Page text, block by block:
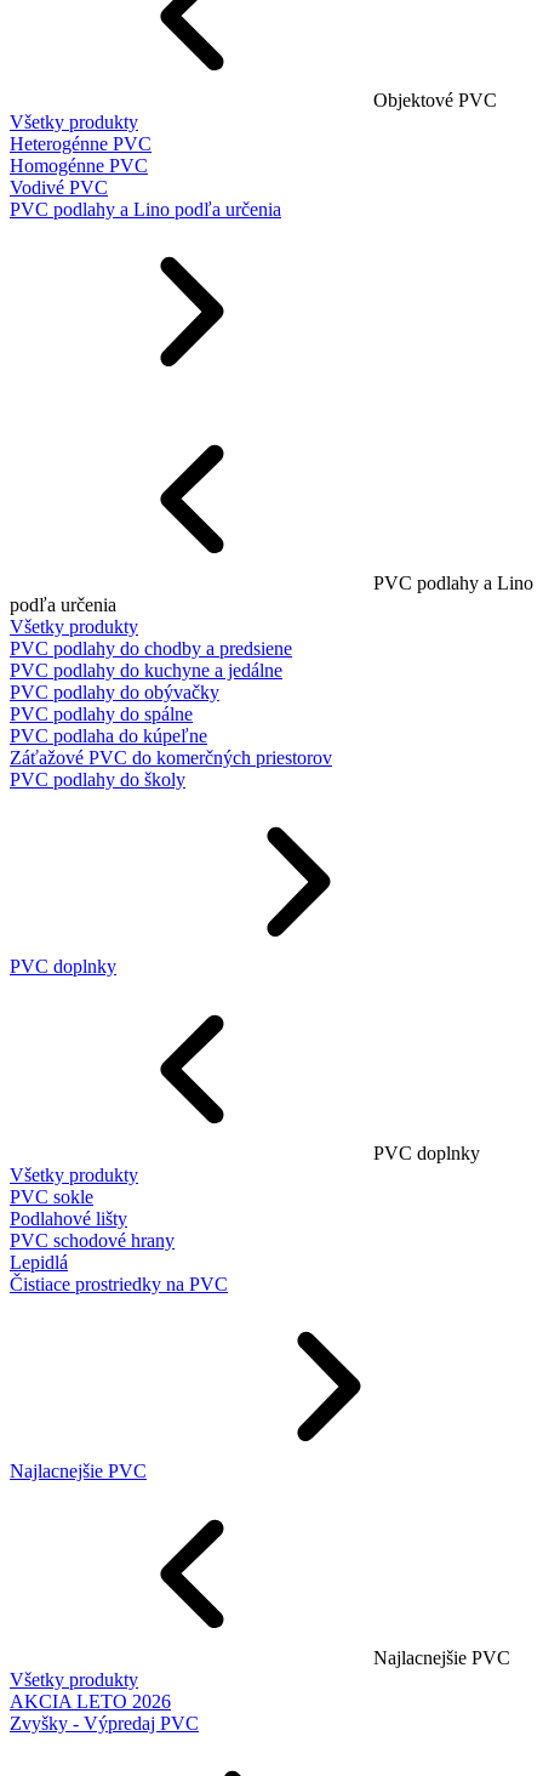
Objektové PVC
Všetky produkty
Heterogénne PVC
Homogénne PVC
Vodivé PVC
PVC podlahy a Lino podľa určenia
PVC podlahy a Lino
podľa určenia
Všetky produkty
PVC podlahy do chodby a predsiene
PVC podlahy do kuchyne a jedálne
PVC podlahy do obývačky
PVC podlahy do spálne
PVC podlaha do kúpeľne
Záťažové PVC do komerčných priestorov
PVC podlahy do školy
PVC doplnky
PVC doplnky
Všetky produkty
PVC sokle
Podlahové lišty
PVC schodové hrany
Lepidlá
Čistiace prostriedky na PVC
Najlacnejšie PVC
Najlacnejšie PVC
Všetky produkty
AKCIA LETO 2026
Zvyšky - Výpredaj PVC